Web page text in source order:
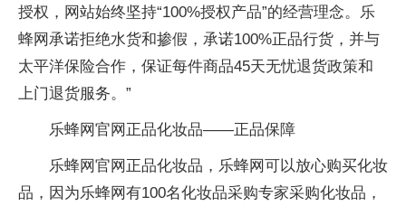
授权，网站始终坚持“100%授权产品”的经营理念。乐
蜂网承诺拒绝水货和掺假，承诺100%正品行货，并与
太平洋保险合作，保证每件商品45天无忧退货政策和
上门退货服务。”
乐蜂网官网正品化妆品——正品保障
乐蜂网官网正品化妆品，乐蜂网可以放心购买化妆
品，因为乐蜂网有100名化妆品采购专家采购化妆品，